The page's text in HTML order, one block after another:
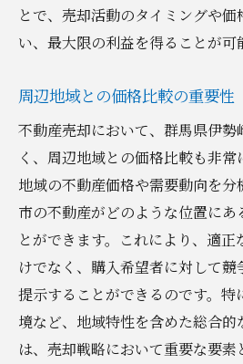
とで、売却活動のタイミングや
い、最大限の利益を得ることが可
周辺地域との価格比較の重要性
不動産売却において、群馬県伊勢
く、周辺地域との価格比較も非常
地域の不動産価格や需要動向を
市の不動産がどのような位置にあ
とができます。これにより、適
けでなく、購入希望者に対して
提示することができるのです。特
境など、地域特性を含めた総合
は、売却戦略において重要な要素